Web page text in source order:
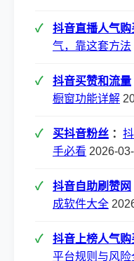
抖音直播人气购
气，靠这套方法
抖音买赞和流量
橱窗功能详解
买抖音粉丝 ：
手必看 2026-
抖音自助刷赞网
成软件大全
抖音上榜人气购
平台规则与风险